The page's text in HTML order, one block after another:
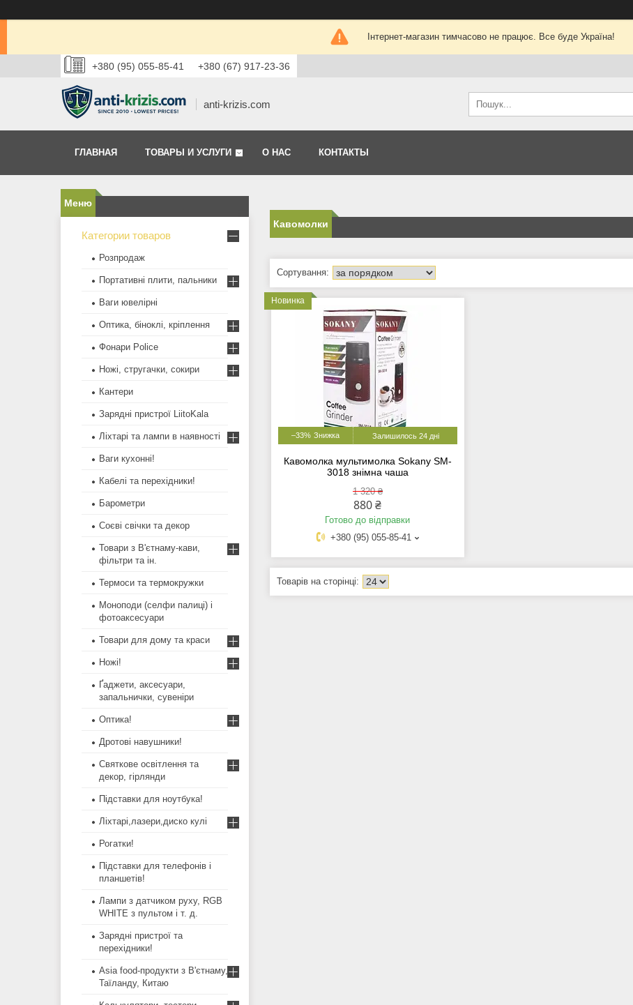
Інтернет-магазин тимчасово не працює. Все буде Україна!
+380 (95) 055-85-41 +380 (67) 917-23-36
anti-krizis.com
ГЛАВНАЯ ТОВАРЫ И УСЛУГИ О НАС КОНТАКТЫ
Кавомолки
Новинка
–33% Залишилось 24 дні
Кавомолка мультимолка Sokany SM-
3018 знімна чаша
1 320 ₴
880 ₴
Готово до відправки
+380 (95) 055-85-41
Категории товаров
Розпродаж
Портативні плити, пальники
Ваги ювелірні
Оптика, біноклі, кріплення
Фонари Police
Ножі, стругачки, сокири
Кантери
Зарядні пристрої LiitoKala
Ліхтарі та лампи в наявності
Ваги кухонні!
Кабелі та перехідники!
Барометри
Соєві свічки та декор
Товари з В'єтнаму-кави,
фільтри та ін.
Термоси та термокружки
Моноподи (селфи палиці) і
фотоаксесуари
Товари для дому та краси
Ножі!
Ґаджети, аксесуари,
запальнички, сувеніри
Оптика!
Дротові навушники!
Святкове освітлення та
декор, гірлянди
Підставки для ноутбука!
Ліхтарі,лазери,диско кулі
Рогатки!
Підставки для телефонів і
планшетів!
Лампи з датчиком руху, RGB
WHITE з пультом і т. д.
Зарядні пристрої та
перехідники!
Asia food-продукти з В'єтнаму,
Таїланду, Китаю